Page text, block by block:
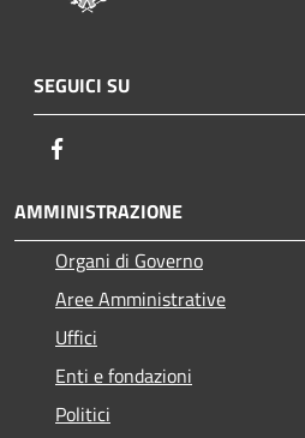
SEGUICI SU
AMMINISTRAZIONE
Organi di Governo
Aree Amministrative
Uffici
Enti e fondazioni
Politici